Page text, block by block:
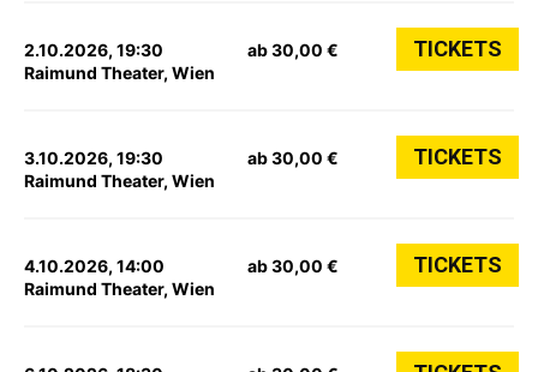
2.10.2026, 19:30
Raimund Theater, Wien
ab 30,00 € TICKETS
3.10.2026, 19:30
Raimund Theater, Wien
ab 30,00 € TICKETS
4.10.2026, 14:00
Raimund Theater, Wien
ab 30,00 € TICKETS